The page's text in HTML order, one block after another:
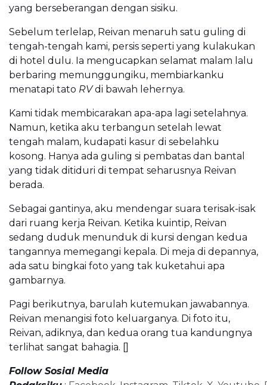
yang berseberangan dengan sisiku.
Sebelum terlelap, Reivan menaruh satu guling di
tengah-tengah kami, persis seperti yang kulakukan
di hotel dulu. Ia mengucapkan selamat malam lalu
berbaring memunggungiku, membiarkanku
menatapi tato RVdi bawah lehernya.
Kami tidak membicarakan apa-apa lagi setelahnya.
Namun, ketika aku terbangun setelah lewat
tengah malam, kudapati kasur di sebelahku
kosong. Hanya ada guling si pembatas dan bantal
yang tidak ditiduri di tempat seharusnya Reivan
berada.
Sebagai gantinya, aku mendengar suara terisak-isak
dari ruang kerja Reivan. Ketika kuintip, Reivan
sedang duduk menunduk di kursi dengan kedua
tangannya memegangi kepala. Di meja di depannya,
ada satu bingkai foto yang tak kuketahui apa
gambarnya.
Pagi berikutnya, barulah kutemukan jawabannya.
Reivan menangisi foto keluarganya. Di foto itu,
Reivan, adiknya, dan kedua orang tua kandungnya
terlihat sangat bahagia. []
Follow Sosial Media